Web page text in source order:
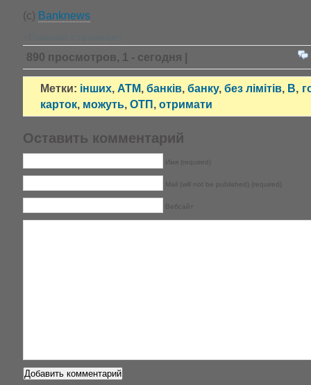
(с) Banknews
890 просмотров, 1 - сегодня |
Метки: інших, АТМ, банків, банку,без лімітів, В,
карток, можуть, ОТП , отримати
Оставить комментарий
Имя (required)
Mail (will not be published) (required)
Вебсайт